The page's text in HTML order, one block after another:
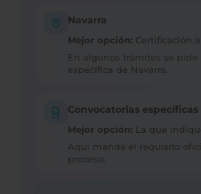
Navarra
Mejor opción: Certificación
En algunos trámites se pide
específica de Navarra.
Convocatorias específicas
Mejor opción: La que
Aquí manda el requisito
proceso.